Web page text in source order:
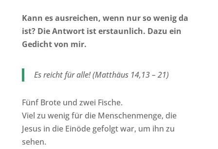
Kann es ausreichen, wenn nur so wenig da
ist? Die Antwort ist erstaunlich. Dazu ein
Gedicht von mir.
Es reicht für alle! (Matthäus 14,13 – 21)
Fünf Brote und zwei Fische.
Viel zu wenig für die Menschenmenge, die
Jesus in die Einöde gefolgt war, um ihn zu
sehen.